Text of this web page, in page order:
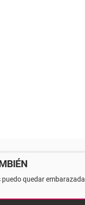
puedo quedar embarazada